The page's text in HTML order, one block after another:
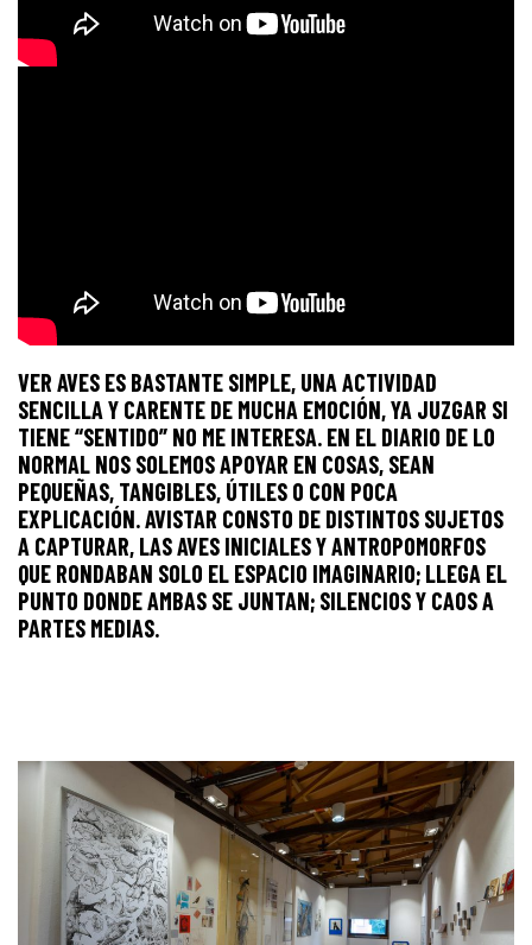
VER AVES ES BASTANTE SIMPLE, UNA ACTIVIDAD
SENCILLA Y CARENTE DE MUCHA EMOCIÓN, YA JUZGAR SI
TIENE “SENTIDO” NO ME INTERESA. EN EL DIARIO DE LO
NORMAL NOS SOLEMOS APOYAR EN COSAS, SEAN
PEQUEÑAS, TANGIBLES, ÚTILES O CON POCA
EXPLICACIÓN. AVISTAR CONSTO DE DISTINTOS SUJETOS
A CAPTURAR, LAS AVES INICIALES Y ANTROPOMORFOS
QUE RONDABAN SOLO EL ESPACIO IMAGINARIO; LLEGA EL
PUNTO DONDE AMBAS SE JUNTAN; SILENCIOS Y CAOS A
PARTES MEDIAS.